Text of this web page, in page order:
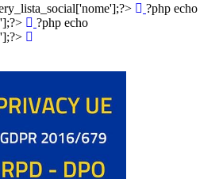
?php echo
?php echo